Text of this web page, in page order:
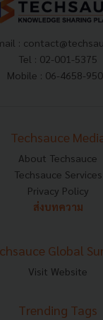
:
Tel : 02-001-5375
Mobile : 06-4658-
Techsauce
About Techsauce
Techsauce Services
Privacy Policy
ส่งบทความ
Global
Visit Website
Trending Tags